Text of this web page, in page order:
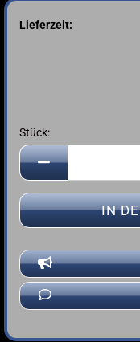
Lieferzeit:
Stück:
Stück